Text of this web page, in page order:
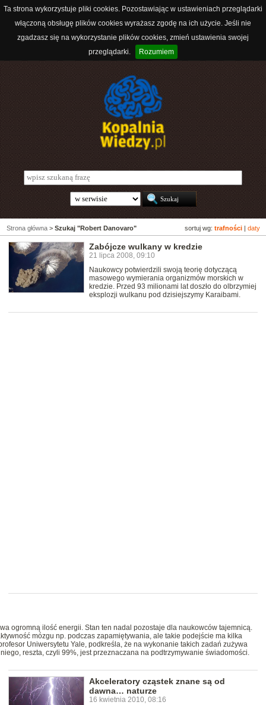
Ta strona wykorzystuje pliki cookies. Pozostawiając w ustawieniach przeglądarki
włączoną obsługę plików cookies wyrażasz zgodę na ich użycie. Jeśli nie
zgadzasz się na wykorzystanie plików cookies, zmień ustawienia swojej
przeglądarki.
Rozumiem
sortuj wg: trafności daty
Strona główna > Szukaj "Robert Danovaro"
Zabójcze wulkany w kredzie
21 lipca 2008, 09:10
Naukowcy potwierdzili swoją teorię dotyczącą
masowego wymierania organizmów morskich w
kredzie. Przed 93 milionami lat doszło do olbrzymiej
eksplozji wulkanu pod dzisiejszymy Karaibami.
ogromną ilość energii. Stan ten nadal pozostaje dla naukowców tajemnicą.
mózgu np. podczas zapamiętywania, ale takie podejście ma kilka
Uniwersytetu Yale, podkreśla, że na wykonanie takich zadań zużywa
reszta, czyli 99%, jest przeznaczana na podtrzymywanie świadomości.
Akceleratory cząstek znane są od
dawna… naturze
16 kwietnia 2010, 08:16